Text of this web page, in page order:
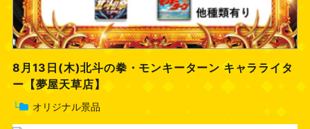
8月13日(木)北斗の拳・モンキーターン キャラライタ
ー【夢屋天草店】
└ オリジナル景品